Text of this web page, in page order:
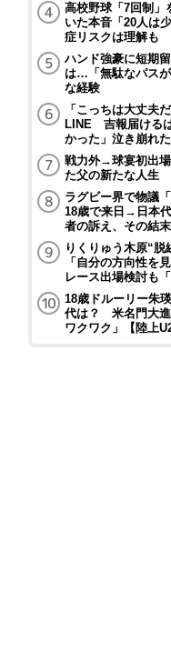
高校野球「7回制
いた本音「20人は
症リスクは理解も
ハンド強豪に短期
は…「無駄なパス
な経験
「こっちは大丈夫
LINE 吉報届ける
かった」泣き崩れ
戦力外→球宴初出
た父の新たな人生
ラグビー界で物議
18歳で来日→日本
者の訴え、その結
りくりゅう木原“脱
「自分の方向性
レース出場検討も
18歳ドルーリー朱
代は？ 米名門大進
ワクワク」【陸上